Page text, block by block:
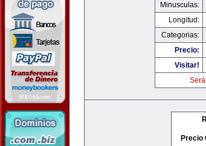
Minusculas:
Longitud:
Categorias:
Precio:
Visitar!
Precio